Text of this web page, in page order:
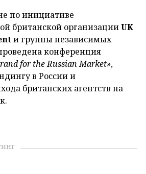
по инициативе
британской организацииUK
и группы независимых
конференция
for the Russian Market»,
в России и
британских агентств на